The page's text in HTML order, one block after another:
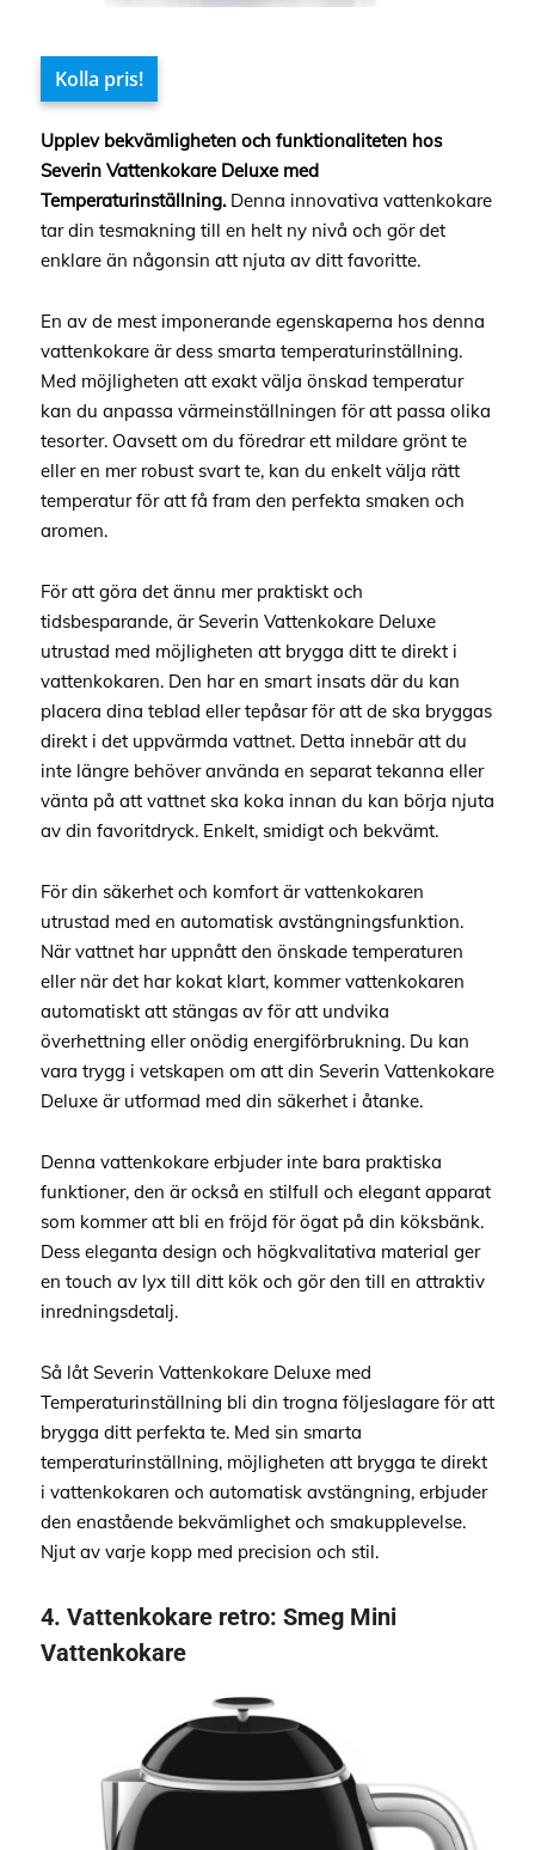
Kolla pris!
Upplev bekvämligheten och funktionaliteten hos
Severin Vattenkokare Deluxe med
Temperaturinställning.Denna innovativa vattenkokare
tar din tesmakning till en helt ny nivå och gör det
enklare än någonsin att njuta av ditt favoritte.
En av de mest imponerande egenskaperna hos denna
vattenkokare är dess smarta temperaturinställning.
Med möjligheten att exakt välja önskad temperatur
kan du anpassa värmeinställningen för att passa olika
tesorter. Oavsett om du föredrar ett mildare grönt te
eller en mer robust svart te, kan du enkelt välja rätt
temperatur för att få fram den perfekta smaken och
aromen.
För att göra det ännu mer praktiskt och
tidsbesparande, är Severin Vattenkokare Deluxe
utrustad med möjligheten att brygga ditt te direkt i
vattenkokaren. Den har en smart insats där du kan
placera dina teblad eller tepåsar för att de ska bryggas
direkt i det uppvärmda vattnet. Detta innebär att du
inte längre behöver använda en separat tekanna eller
vänta på att vattnet ska koka innan du kan börja njuta
av din favoritdryck. Enkelt, smidigt och bekvämt.
För din säkerhet och komfort är vattenkokaren
utrustad med en automatisk avstängningsfunktion.
När vattnet har uppnått den önskade temperaturen
eller när det har kokat klart, kommer vattenkokaren
automatiskt att stängas av för att undvika
överhettning eller onödig energiförbrukning. Du kan
vara trygg i vetskapen om att din Severin Vattenkokare
Deluxe är utformad med din säkerhet i åtanke.
Denna vattenkokare erbjuder inte bara praktiska
funktioner, den är också en stilfull och elegant apparat
som kommer att bli en fröjd för ögat på din köksbänk.
Dess eleganta design och högkvalitativa material ger
en touch av lyx till ditt kök och gör den till en attraktiv
inredningsdetalj.
Så låt Severin Vattenkokare Deluxe med
Temperaturinställning bli din trogna följeslagare för att
brygga ditt perfekta te. Med sin smarta
temperaturinställning, möjligheten att brygga te direkt
i vattenkokaren och automatisk avstängning, erbjuder
den enastående bekvämlighet och smakupplevelse.
Njut av varje kopp med precision och stil.
4. Vattenkokare retro: Smeg Mini
Vattenkokare